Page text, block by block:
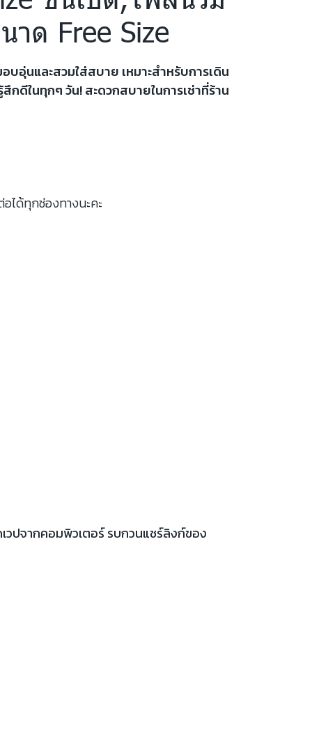
าด Free Size
บอุ่นและสวมใส่สบาย เหมาะสำหรับการเดิน
กดีในทุกๆ วัน! สะดวกสบายในการเช่าที่ร้าน
ได้ทุกช่องทางนะคะ
วปจากคอมพิวเตอร์ รบกวนแชร์ลิงก์ของ